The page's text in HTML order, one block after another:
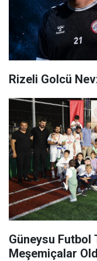
Rizeli Golcü
Güneysu Futbol
Meşemiçalar